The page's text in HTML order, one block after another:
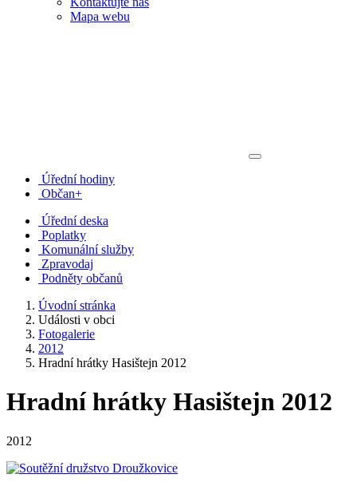
Mapa webu
Úřední hodiny
Občan+
Úřední deska
Poplatky
Komunální služby
Zpravodaj
Podněty občanů
Úvodní stránka
Události v obci
Fotogalerie
2012
Hradní hrátky Hasištejn 2012
Hradní hrátky Hasištejn 2012
2012